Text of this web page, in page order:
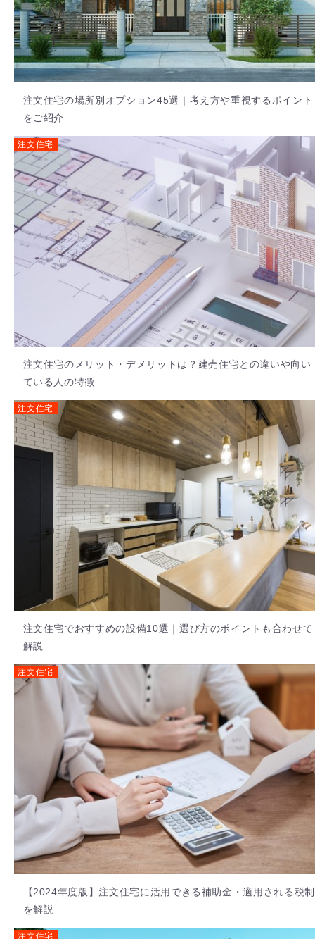
注文住宅の場所別オプション45選｜考え方や重視するポイント
をご紹介
注文住宅
注文住宅のメリット・デメリットは？建売住宅との違いや向い
ている人の特徴
注文住宅
注文住宅でおすすめの設備10選｜選び方のポイントも合わせて
解説
注文住宅
【2024年度版】注文住宅に活用できる補助金・適用される税制
を解説
注文住宅